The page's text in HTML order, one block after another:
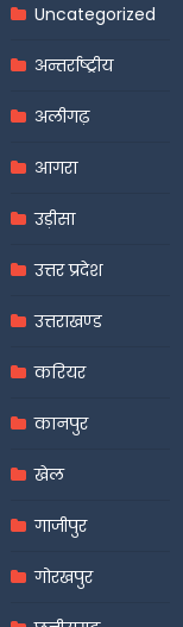
Uncategorized
अन्तर्राष्ट्रीय
अलीगढ़
आगरा
उड़ीसा
उत्तर प्रदेश
उत्तराखण्ड
करियर
कानपुर
खेल
गाजीपुर
गोरखपुर